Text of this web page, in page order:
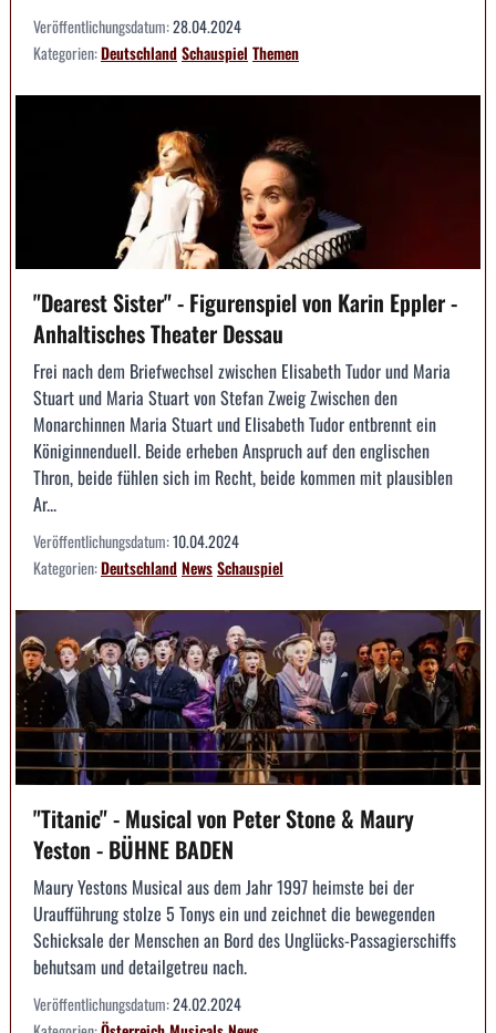
Veröffentlichungsdatum:28.04.2024
Kategorien:DeutschlandSchauspiel Themen
"Dearest Sister" - Figurenspiel von Karin Eppler -
Anhaltisches Theater Dessau
Frei nach dem Briefwechsel zwischen Elisabeth Tudor und Maria
Stuart und Maria Stuart von Stefan Zweig Zwischen den
Monarchinnen Maria Stuart und Elisabeth Tudor entbrennt ein
Königinnenduell. Beide erheben Anspruch auf den englischen
Thron, beide fühlen sich im Recht, beide kommen mit plausiblen
Ar...
Veröffentlichungsdatum:10.04.2024
Kategorien:DeutschlandNewsSchauspiel
"Titanic" - Musical von Peter Stone & Maury
Yeston - BÜHNE BADEN
Maury Yestons Musical aus dem Jahr 1997 heimste bei der
Uraufführung stolze 5 Tonys ein und zeichnet die bewegenden
Schicksale der Menschen an Bord des Unglücks-Passagierschiffs
behutsam und detailgetreu nach.
Veröffentlichungsdatum:24.02.2024